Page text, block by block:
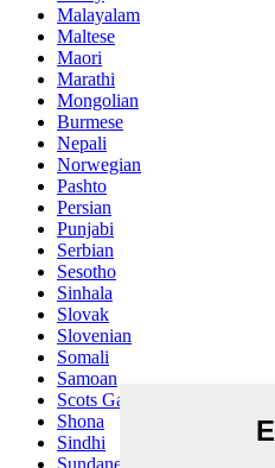
Malayalam
Maltese
Maori
Marathi
Mongolian
Burmese
Nepali
Norwegian
Pashto
Persian
Punjabi
Serbian
Sesotho
Sinhala
Slovak
Slovenian
Somali
Samoan
Scots Gaelic
Shona
Sindhi
Sundanese